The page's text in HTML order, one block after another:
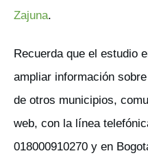
Zajuna.
Recuerda que el estudio
ampliar información sobre
de otros municipios,
web, con la línea
018000910270 y en